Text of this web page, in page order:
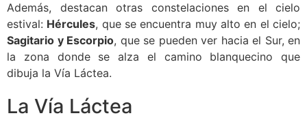
Además, destacan otras constelaciones en el cielo
estival: Hércules, que se encuentra muy alto en el cielo;
Sagitario y Escorpio, que se pueden ver hacia el Sur, en
la zona donde se alza el camino blanquecino que
dibuja la Vía Láctea.
La Vía Láctea